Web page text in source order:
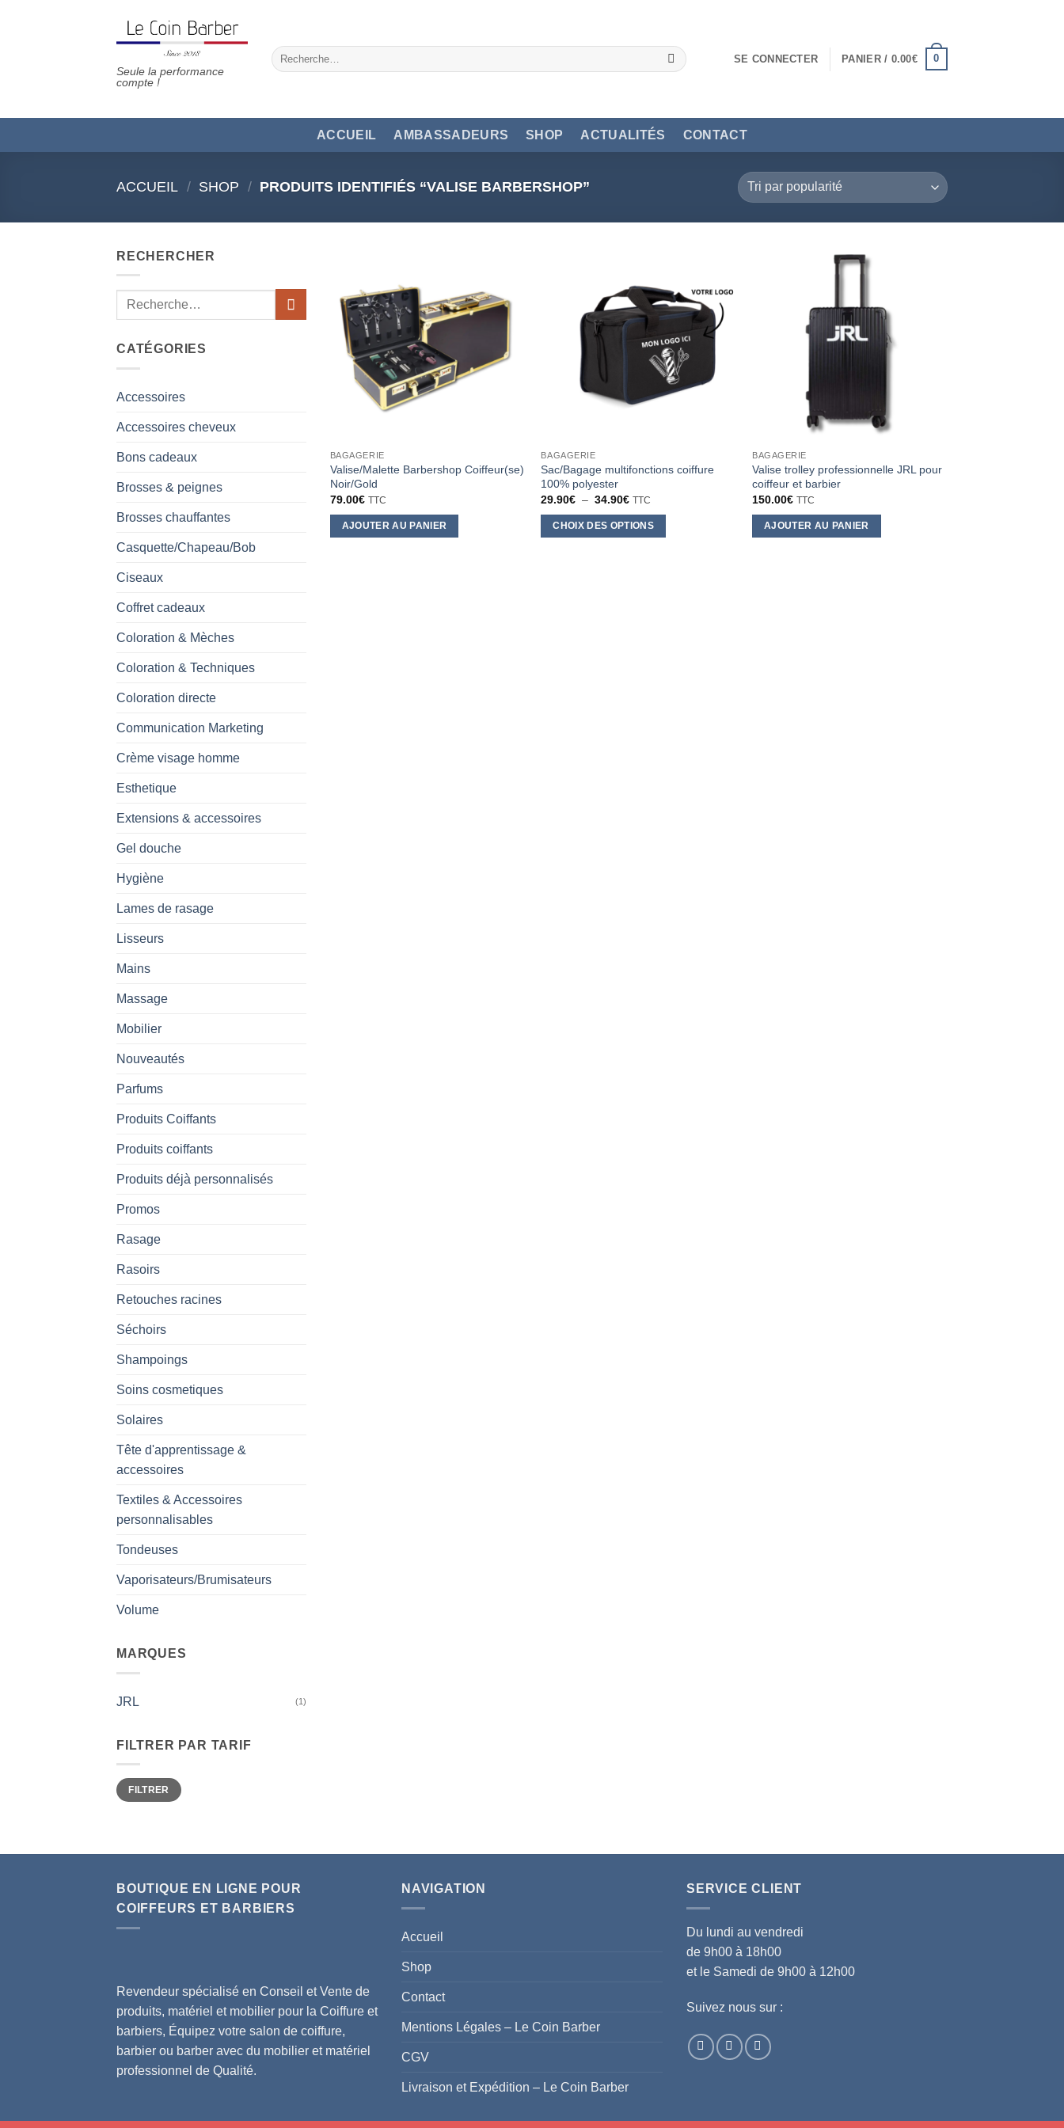
Seule la performance
compte !
Recherche
pour :
SE CONNECTER PANIER / 0.00€ 0
ACCUEIL AMBASSADEURS SHOP ACTUALITÉS CONTACT
ACCUEIL / SHOP / PRODUITS IDENTIFIÉS “VALISE BARBERSHOP”
RECHERCHER
Recherche
CATÉGORIES
Accessoires
Accessoires cheveux
Bons cadeaux
Brosses & peignes
Brosses chauffantes
Casquette/Chapeau/Bob
Ciseaux
Coffret cadeaux
Coloration & Mèches
Coloration & Techniques
Coloration directe
Communication Marketing
Crème visage homme
Esthetique
Extensions & accessoires
Gel douche
Hygiène
Lames de rasage
Lisseurs
Mains
Massage
Mobilier
Nouveautés
Parfums
Produits Coiffants
Produits coiffants
Produits déjà personnalisés
Promos
Rasage
Rasoirs
Retouches racines
Séchoirs
Shampoings
Soins cosmetiques
Solaires
Tête d'apprentissage &
accessoires
Textiles & Accessoires
personnalisables
Tondeuses
Vaporisateurs/Brumisateurs
Volume
MARQUES
JRL (1)
FILTRER PAR TARIF
Prix
min
Prix
maxFILTRER
BAGAGERIE
Valise/Malette Barbershop Coiffeur(se)
Noir/Gold
79.00€ TTC
AJOUTER AU PANIER
BAGAGERIE
Sac/Bagage multifonctions coiffure
100% polyester
29.90€ – 34.90€Plage
prix :
29.90€
TTC
CHOIX DES OPTIONS
BAGAGERIE
Valise trolley professionnelle JRL pour
coiffeur et barbier
150.00€ TTC
AJOUTER AU PANIER
BOUTIQUE EN LIGNE POUR
COIFFEURS ET BARBIERS
Revendeur spécialisé en Conseil et Vente de
produits, matériel et mobilier pour la Coiffure et
barbiers, Équipez votre salon de coiffure,
barbier ou barber avec du mobilier et matériel
professionnel de Qualité.
NAVIGATION
Accueil
Shop
Contact
Mentions Légales – Le Coin Barber
CGV
Livraison et Expédition – Le Coin Barber
SERVICE CLIENT
Du lundi au vendredi
de 9h00 à 18h00
et le Samedi de 9h00 à 12h00
Suivez nous sur :